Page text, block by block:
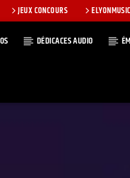
JEUX CONCOURS
DÉDICACES AUDIO